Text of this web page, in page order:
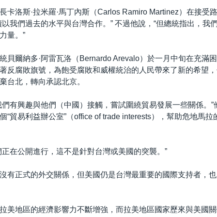
卡洛斯·拉米羅·馬丁內斯（Carlos Ramiro Martinez）在接受
以我們過去的水平與台灣合作。” 不過他說，“但總統指出，我
量。”
貝爾納多·阿雷瓦洛（Bernardo Arevalo）於一月中旬在充滿
反腐敗旗號，為飽受腐敗和威權統治的人民帶來了新的希望
台北，轉向承認北京。
們有興趣與他們（中國）接觸，嘗試圍繞貿易發展一些關係。”
“貿易利益辦公室”（office of trade interests），幫助危地馬拉
正在公開進行，這不是針對台灣或美國的突襲。”
有正式的外交關係，但美國仍是台灣最重要的國際支持者，
美地區的經濟影響力不斷增強，而拉美地區國家歷來與美國